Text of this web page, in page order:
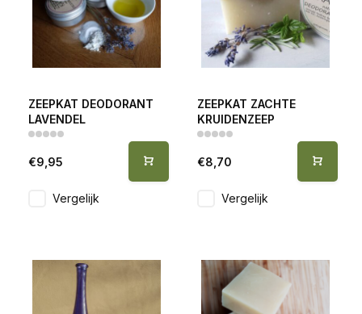
ZEEPKAT DEODORANT
LAVENDEL
€9,95
Vergelijk
ZEEPKAT ZACHTE
KRUIDENZEEP
€8,70
Vergelijk